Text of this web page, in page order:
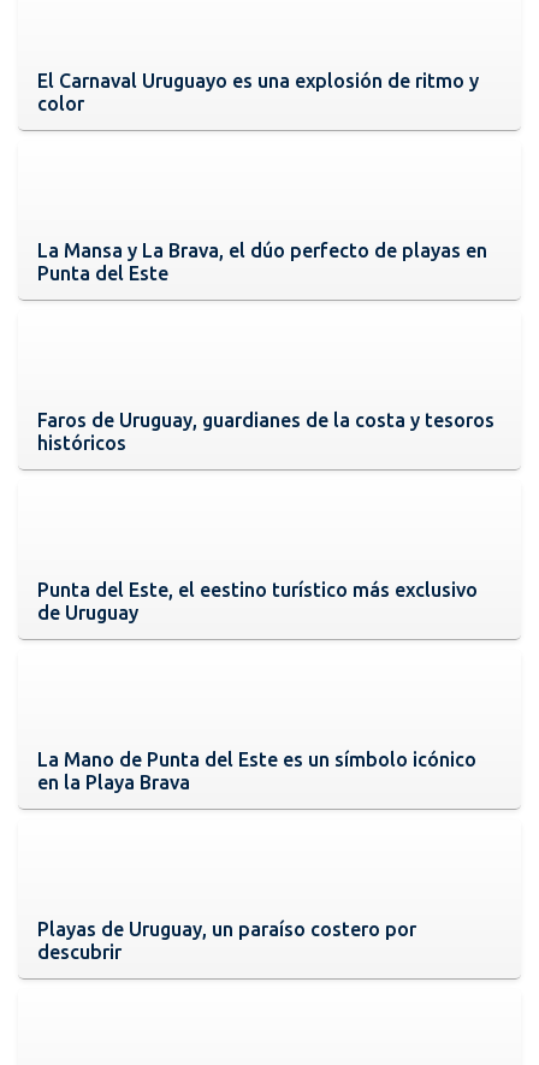
El Carnaval Uruguayo es una explosión de ritmo y
color
La Mansa y La Brava, el dúo perfecto de playas en
Punta del Este
Faros de Uruguay, guardianes de la costa y tesoros
históricos
Punta del Este, el eestino turístico más exclusivo
de Uruguay
La Mano de Punta del Este es un símbolo icónico
en la Playa Brava
Playas de Uruguay, un paraíso costero por
descubrir